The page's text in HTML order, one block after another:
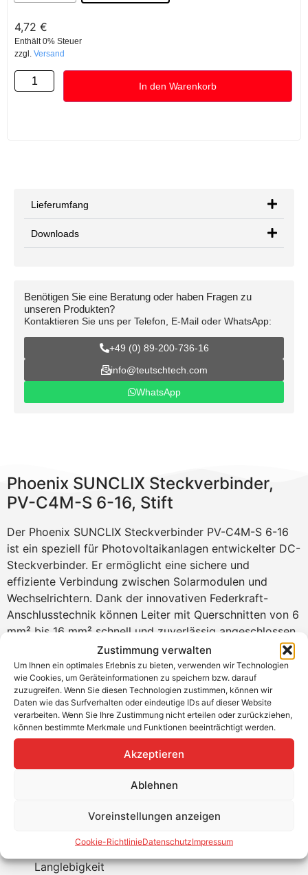
Zustimmung verwalten
Um Ihnen ein optimales Erlebnis zu bieten, verwenden wir Technologien
wie Cookies, um Geräteinformationen zu speichern bzw. darauf
zuzugreifen. Wenn Sie diesen Technologien zustimmen, können wir
Daten wie das Surfverhalten oder eindeutige IDs auf dieser Website
verarbeiten. Wenn Sie Ihre Zustimmung nicht erteilen oder zurückziehen,
können bestimmte Merkmale und Funktionen beeinträchtigt werden.
Akzeptieren
Ablehnen
Voreinstellungen anzeigen
Cookie-RichtlinieDatenschutzImpressum
4,72 €
Enthält 0% Steuer
zzgl. Versand
In den Warenkorb
Lieferumfang
Downloads
Benötigen Sie eine Beratung oder haben Fragen zu
unseren Produkten?
Kontaktieren Sie uns per Telefon, E-Mail oder WhatsApp:
+49 (0) 89-200-736-16
info@teutschtech.com
WhatsApp
Phoenix SUNCLIX Steckverbinder,
PV-C4M-S 6-16, Stift
Der Phoenix SUNCLIX Steckverbinder PV-C4M-S 6-16
ist ein speziell für Photovoltaikanlagen entwickelter DC-
Steckverbinder. Er ermöglicht eine sichere und
effiziente Verbindung zwischen Solarmodulen und
Wechselrichtern. Dank der innovativen Federkraft-
Anschlusstechnik können Leiter mit Querschnitten von 6
mm² bis 16 mm² schnell und zuverlässig angeschlossen
werden. Der Steckverbinder ist für hohe
Gleichspannungen bis zu 1500 V DC und Ströme bis zu
60 A ausgelegt, was ihn ideal für leistungsstarke
Solarsysteme macht.
Produktvorteile
Einfache und schnelle Installation durch
Federkraft-Anschlusstechnik
Hohe Stromtragfähigkeit bis zu 60 A für
Zuverlässige Verbindung bei Spannungen bis zu
Robustes Gehäusematerial aus PPE für erhöhte
Langlebigkeit